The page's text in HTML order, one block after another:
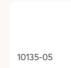
10135-05